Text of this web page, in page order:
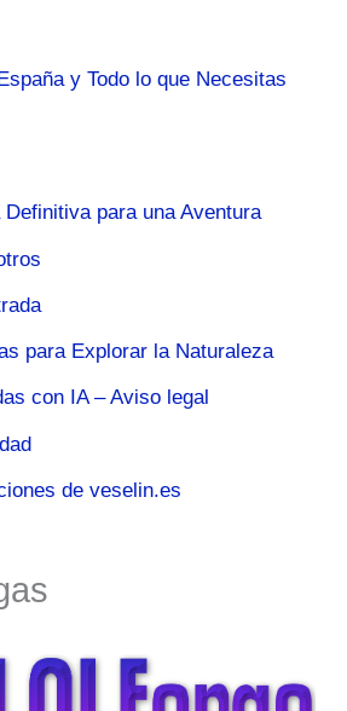
y Todo lo que Necesitas
para una Aventura
para Explorar la Naturaleza
con IA – Aviso legal
de veselin.es